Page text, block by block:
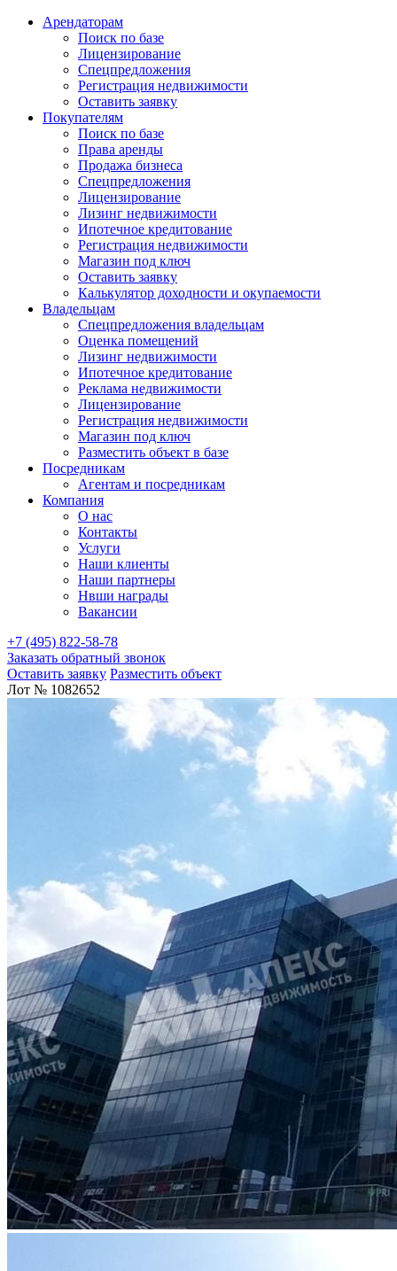
Арендаторам
Поиск по базе
Лицензирование
Спецпредложения
Регистрация недвижимости
Оставить заявку
Покупателям
Поиск по базе
Права аренды
Продажа бизнеса
Спецпредложения
Лицензирование
Лизинг недвижимости
Ипотечное кредитование
Регистрация недвижимости
Магазин под ключ
Оставить заявку
Калькулятор доходности и окупаемости
Владельцам
Спецпредложения владельцам
Оценка помещений
Лизинг недвижимости
Ипотечное кредитование
Реклама недвижимости
Лицензирование
Регистрация недвижимости
Магазин под ключ
Разместить объект в базе
Посредникам
Агентам и посредникам
Компания
О нас
Контакты
Услуги
Наши клиенты
Наши партнеры
Нвши награды
Вакансии
+7 (495) 822-58-78
Заказать обратный звонок
Оставить заявку Разместить объект
Лот № 1082652